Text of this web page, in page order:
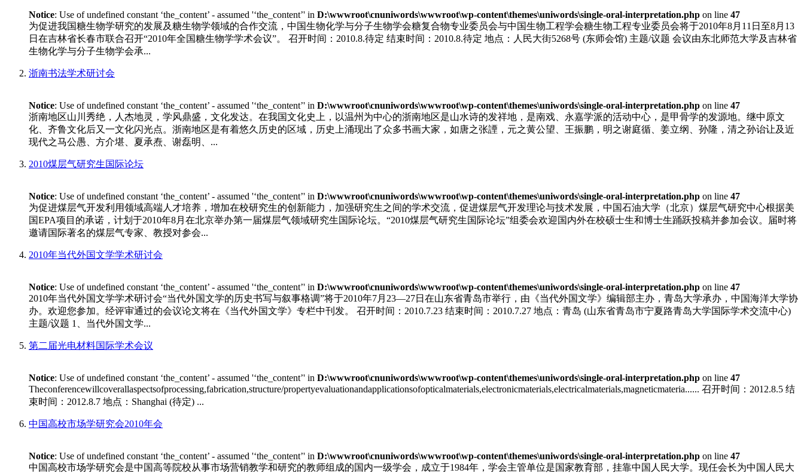
Notice: Use of undefined constant ‘the_content’ - assumed '‘the_content’' in D:\wwwroot\cnuniwords\wwwroot\wp-content\themes\uniwords\single-oral-interpretation.php on line 47
为促进我国糖生物学研究的发展及糖生物学领域的合作交流，中国生物化学与分子生物学会糖复合物专业委员会与中国生物工程学会糖生物工程专业委员会将于2010年8月11日至8月13
日在吉林省长春市联合召开“2010年全国糖生物学学术会议”。 召开时间：2010.8.待定 结束时间：2010.8.待定 地点：人民大街5268号 (东师会馆) 主题/议题 会议由东北师范大学及吉林省
生物化学与分子生物学会承...
浙南书法学术研讨会
Notice: Use of undefined constant ‘the_content’ - assumed '‘the_content’' in D:\wwwroot\cnuniwords\wwwroot\wp-content\themes\uniwords\single-oral-interpretation.php on line 47
浙南地区山川秀绝，人杰地灵，学风鼎盛，文化发达。在我国文化史上，以温州为中心的浙南地区是山水诗的发祥地，是南戏、永嘉学派的活动中心，是甲骨学的发源地。继中原文
化、齐鲁文化后又一文化闪光点。浙南地区是有着悠久历史的区域，历史上涌现出了众多书画大家，如唐之张諲，元之黄公望、王振鹏，明之谢庭循、姜立纲、孙隆，清之孙诒让及近
现代之马公愚、方介堪、夏承焘、谢磊明、...
2010煤层气研究生国际论坛
Notice: Use of undefined constant ‘the_content’ - assumed '‘the_content’' in D:\wwwroot\cnuniwords\wwwroot\wp-content\themes\uniwords\single-oral-interpretation.php on line 47
为促进煤层气开发利用领域高端人才培养，增加在校研究生的创新能力，加强研究生之间的学术交流，促进煤层气开发理论与技术发展，中国石油大学（北京）煤层气研究中心根据美
国EPA项目的承诺，计划于2010年8月在北京举办第一届煤层气领域研究生国际论坛。“2010煤层气研究生国际论坛”组委会欢迎国内外在校硕士生和博士生踊跃投稿并参加会议。届时将
邀请国际著名的煤层气专家、教授对参会...
2010年当代外国文学学术研讨会
Notice: Use of undefined constant ‘the_content’ - assumed '‘the_content’' in D:\wwwroot\cnuniwords\wwwroot\wp-content\themes\uniwords\single-oral-interpretation.php on line 47
2010年当代外国文学学术研讨会“当代外国文学的历史书写与叙事格调”将于2010年7月23—27日在山东省青岛市举行，由《当代外国文学》编辑部主办，青岛大学承办，中国海洋大学协
办。欢迎您参加。经评审通过的会议论文将在《当代外国文学》专栏中刊发。 召开时间：2010.7.23 结束时间：2010.7.27 地点：青岛 (山东省青岛市宁夏路青岛大学国际学术交流中心)
主题/议题 1、当代外国文学...
第二届光电材料国际学术会议
Notice: Use of undefined constant ‘the_content’ - assumed '‘the_content’' in D:\wwwroot\cnuniwords\wwwroot\wp-content\themes\uniwords\single-oral-interpretation.php on line 47
Theconferencewillcoverallaspectsofprocessing,fabrication,structure/propertyevaluationandapplicationsofopticalmaterials,electronicmaterials,electricalmaterials,magneticmateria...... 召开时间：2012.8.5 结
束时间：2012.8.7 地点：Shanghai (待定) ...
中国高校市场学研究会2010年会
Notice: Use of undefined constant ‘the_content’ - assumed '‘the_content’' in D:\wwwroot\cnuniwords\wwwroot\wp-content\themes\uniwords\single-oral-interpretation.php on line 47
中国高校市场学研究会是中国高等院校从事市场营销教学和研究的教师组成的国内一级学会，成立于1984年，学会主管单位是国家教育部，挂靠中国人民大学。现任会长为中国人民大